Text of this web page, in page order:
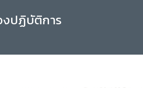
งปฏิบัติการ